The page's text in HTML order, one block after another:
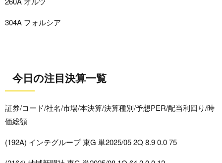
304A フォルシア
今日の注目決算一覧
証券/コード/社名/市場/本決算/決算種別/予想PER/配当利回り/時
価総額
(192A) インテグループ 東G 単2025/05 2Q 8.9 0.0 75